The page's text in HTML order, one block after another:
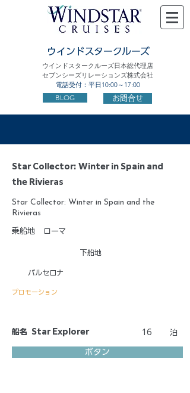
ウインドスタークルーズ
ウインドスタークルーズ日本総代理店
セブンシーズリレーションズ株式会社
電話受付：平日10:00～17:00
BLOG お問合せ
Star Collector: Winter in Spain and
the Rivieras
Star Collector: Winter in Spain and the
Rivieras
乗船地 ローマ
下船地
バルセロナ
プロモーション
船名 Star Explorer 16 泊
ボタン